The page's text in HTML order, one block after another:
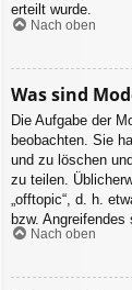
erteilt wurde.
Nach oben
Was sind
Die Aufgabe der
beobachten. Sie
und zu löschen
zu teilen.
„offtopic“, d. h.
bzw. Angreifendes
Nach oben